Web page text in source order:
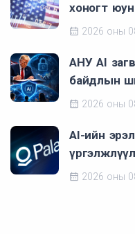
хоногт
2026 оны
АНУ AI
байдлын
2026 оны
AI-ийн
2026 оны